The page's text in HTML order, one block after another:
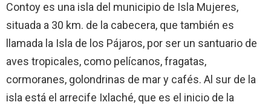
Contoy es una isla del municipio de Isla Mujeres,
situada a 30 km. de la cabecera, que también es
llamada la Isla de los Pájaros, por ser un santuario de
aves tropicales, como pelícanos, fragatas,
cormoranes, golondrinas de mar y cafés. Al sur de la
isla está el arrecife Ixlaché, que es el inicio de la